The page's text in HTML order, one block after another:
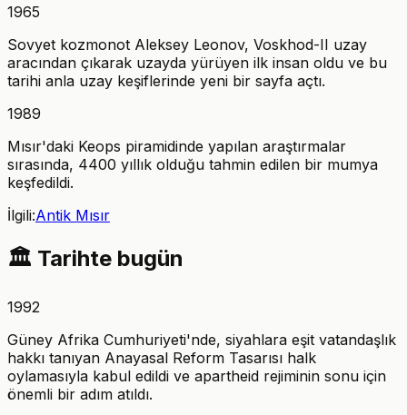
1965
Sovyet kozmonot Aleksey Leonov, Voskhod-II uzay
aracından çıkarak uzayda yürüyen ilk insan oldu ve bu
tarihi anla uzay keşiflerinde yeni bir sayfa açtı.
1989
Mısır'daki Keops piramidinde yapılan araştırmalar
sırasında, 4400 yıllık olduğu tahmin edilen bir mumya
keşfedildi.
İlgili:Antik Mısır
🏛️ Tarihte bugün
1992
Güney Afrika Cumhuriyeti'nde, siyahlara eşit vatandaşlık
hakkı tanıyan Anayasal Reform Tasarısı halk
oylamasıyla kabul edildi ve apartheid rejiminin sonu için
önemli bir adım atıldı.